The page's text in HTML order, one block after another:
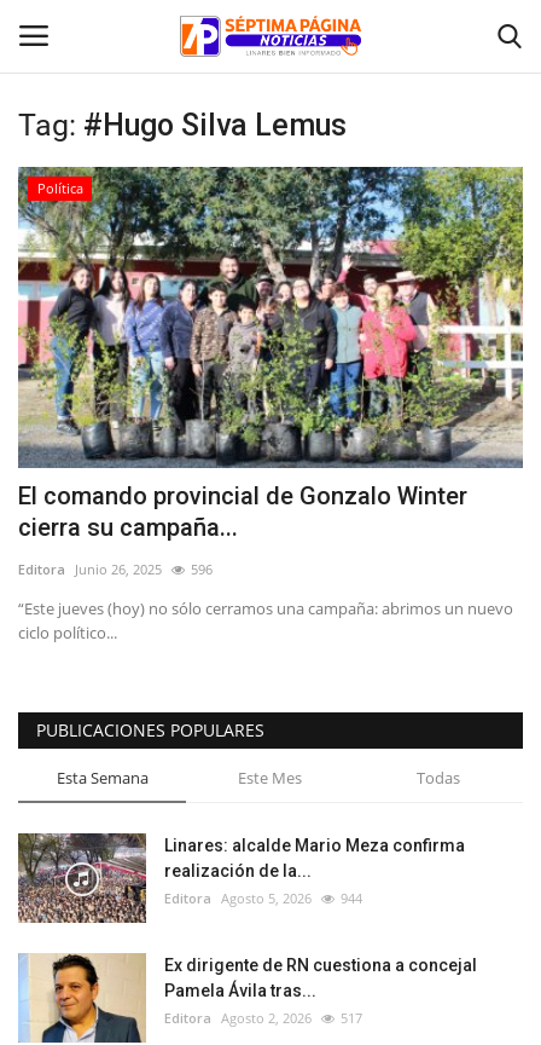
Inicio
Crónica
Policial
Tribunales
Deporte
Política
Espectáculos
Tag: #Hugo Silva Lemus
Política
El comando provincial de Gonzalo Winter
cierra su campaña...
Editora Junio 26, 2025 596
“Este jueves (hoy) no sólo cerramos una campaña: abrimos un nuevo
ciclo político...
PUBLICACIONES POPULARES
Esta Semana Este Mes Todas
Linares: alcalde Mario Meza confirma
realización de la...
Editora Agosto 5, 2026 944
Ex dirigente de RN cuestiona a concejal
Pamela Ávila tras...
Editora Agosto 2, 2026 517